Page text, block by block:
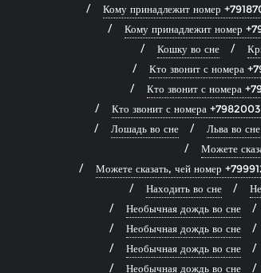
Кому принадлежит номер
Кому принадлежит номер
Кошку во сне
Кто звонит с номера
Кто звонит с номера
Кто звонит с номера
Лошадь во сне
Льва во сне
Можете
Можете сказать, чей номер
Находить во сне
Необычная дождь во сне
Необычная дождь во сне
Необычная дождь во сне
Необычная дождь во сне